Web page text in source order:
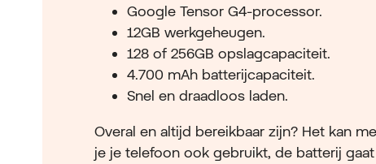
Google Tensor G4-processor.
12GB werkgeheugen.
128 of 256GB opslagcapaciteit.
4.700 mAh batterijcapaciteit.
Snel en draadloos laden.
Overal en altijd bereikbaar zijn? Het kan
je je telefoon ook gebruikt, de batterij